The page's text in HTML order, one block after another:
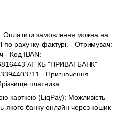
Оплатити замовлення можна на
рахунку-фактурі. - Отримувач:
- Код IBAN:
АТ КБ "ПРИВАТБАНК" -
- Призначення
платника
карткою (LiqPay): Можливість
якого банку онлайн через кошик